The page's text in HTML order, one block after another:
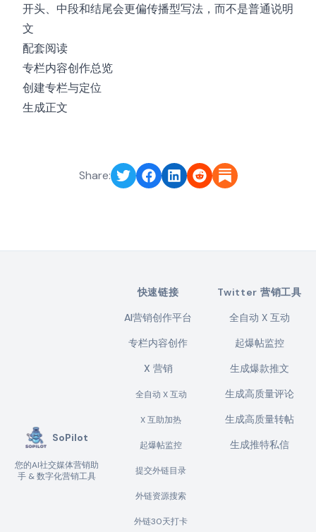
开头、中段和结尾会更偏传播型写法，而不是普通说明
文
配套阅读
专栏内容创作总览
创建专栏与定位
生成正文
Share:
SoPilot
您的AI社交媒体营销助
手 & 数字化营销工具
快速链接
AI营销创作平台
专栏内容创作
X 营销
全自动 X 互动
X 互助加热
起爆帖监控
提交外链目录
外链资源搜索
外链30天打卡
Twitter 营销工具
全自动 X 互动
起爆帖监控
生成爆款推文
生成高质量评论
生成高质量转帖
生成推特私信